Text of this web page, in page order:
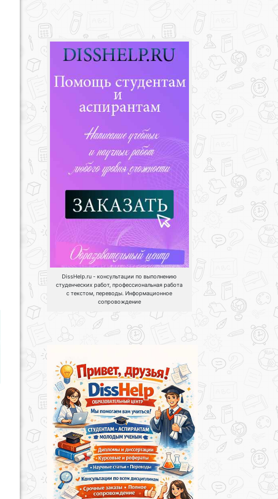
DissHelp.ru - консультации по выполнению
студенческих работ, профессиональная работа
с текстом, переводы. Информационное
сопровождение